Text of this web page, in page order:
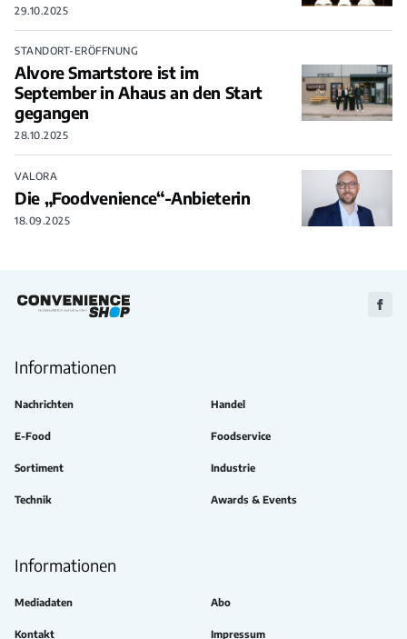
29.10.2025
STANDORT-ERÖFFNUNG
Alvore Smartstore ist im
September in Ahaus an den Start
gegangen
28.10.2025
VALORA
Die „Foodvenience“-Anbieterin
18.09.2025
Zu
Informationen
Nachrichten Handel
E-Food Foodservice
Sortiment Industrie
Technik Awards & Events
Informationen
Mediadaten Abo
Kontakt Impressum